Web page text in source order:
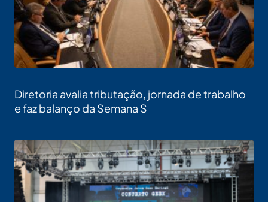
Diretoria avalia tributação, jornada de trabalho
e faz balanço da Semana S